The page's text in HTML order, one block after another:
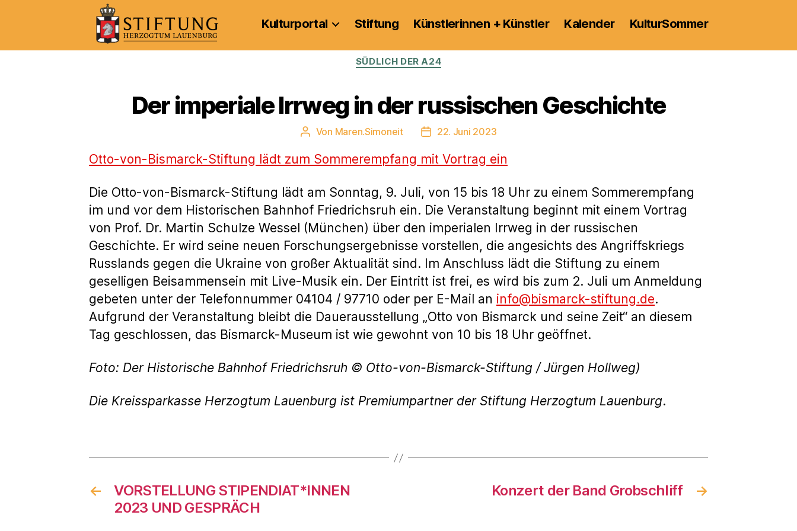
Kulturportal
Lauenburg
Kulturportal Stiftung Künstlerinnen + Künstler Kalender KulturSommer
Kategorien
SÜDLICH DER A24
Der imperiale Irrweg in der russischen Geschichte
Beitragsautor
Von Maren.Simoneit Veröffentlichungsdatum
22. Juni 2023
Otto-von-Bismarck-Stiftung lädt zum Sommerempfang mit Vortrag ein
Die Otto-von-Bismarck-Stiftung lädt am Sonntag, 9. Juli, von 15 bis 18 Uhr zu einem Sommerempfang
im und vor dem Historischen Bahnhof Friedrichsruh ein. Die Veranstaltung beginnt mit einem Vortrag
von Prof. Dr. Martin Schulze Wessel (München) über den imperialen Irrweg in der russischen
Geschichte. Er wird seine neuen Forschungsergebnisse vorstellen, die angesichts des Angriffskriegs
Russlands gegen die Ukraine von großer Aktualität sind. Im Anschluss lädt die Stiftung zu einem
geselligen Beisammensein mit Live-Musik ein. Der Eintritt ist frei, es wird bis zum 2. Juli um Anmeldung
gebeten unter der Telefonnummer 04104 / 97710 oder per E-Mail an info@bismarck-stiftung.de.
Aufgrund der Veranstaltung bleibt die Dauerausstellung „Otto von Bismarck und seine Zeit“ an diesem
Tag geschlossen, das Bismarck-Museum ist wie gewohnt von 10 bis 18 Uhr geöffnet.
Foto: Der Historische Bahnhof Friedrichsruh © Otto-von-Bismarck-Stiftung / Jürgen Hollweg)
Die Kreissparkasse Herzogtum Lauenburg ist Premiumpartner der Stiftung Herzogtum Lauenburg.
←
VORSTELLUNG STIPENDIAT*INNEN
2023 UND GESPRÄCH
→
Konzert der Band Grobschliff